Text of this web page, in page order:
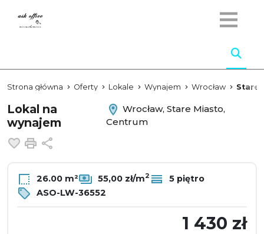
Strona główna Oferty Lokale Wynajem Wrocław Stare
Lokal na
wynajem
Wrocław, Stare Miasto,
Centrum
Dodaj do ulubionych
Drukuj
26.00 m² 55,00 zł/m2
5 piętro
ASO-LW-36552
1 430 zł